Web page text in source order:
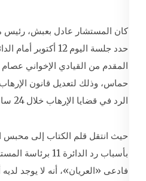
كان المستشار عادل بعبش، رئيس
المقدم من القيادي الإخواني
حماس، وذلك لتعديل قانون
الرد في قضايا الإرهاب خلال 24 ساعة .
حيث انتقل قلم الكتاب إلى محبس
بأسباب رد الدائرة
فادعى «العريان»، أنه لا يوجد